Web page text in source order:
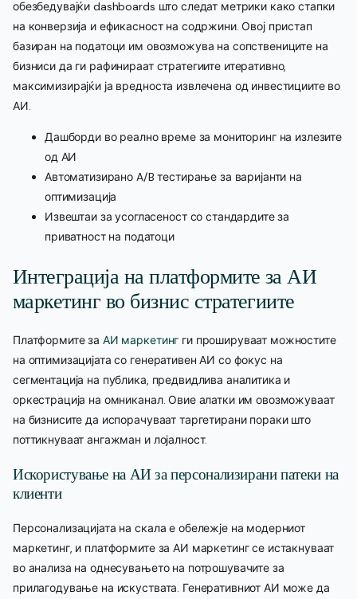
обезбедувајќи dashboards што следат метрики како стапки
на конверзија и ефикасност на содржини. Овој пристап
базиран на податоци им овозможува на сопствениците на
бизниси да ги рафинираат стратегиите итеративно,
максимизирајќи ја вредноста извлечена од инвестициите во
АИ.
Дашборди во реално време за мониторинг на излезите
од АИ
Автоматизирано A/B тестирање за варијанти на
оптимизација
Извештаи за усогласеност со стандардите за
приватност на податоци
Интеграција на платформите за АИ
маркетинг во бизнис стратегиите
Платформите за АИ маркетинг ги прошируваат можностите
на оптимизацијата со генеративен АИ со фокус на
сегментација на публика, предвидлива аналитика и
оркестрација на омниканал. Овие алатки им овозможуваат
на бизнисите да испорачуваат таргетирани пораки што
поттикнуваат ангажман и лојалност.
Искористување на АИ за персонализирани патеки на
клиенти
Персонализацијата на скала е обележје на модерниот
маркетинг, и платформите за АИ маркетинг се истакнуваат
во анализа на однесувањето на потрошувачите за
прилагодување на искуствата. Генеративниот АИ може да